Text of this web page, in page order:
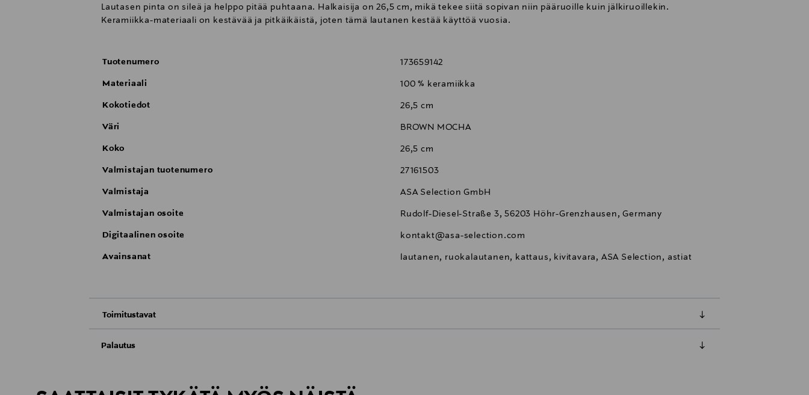
Lautasen pinta on sileä ja helppo pitää puhtaana. Halkaisija on 26,5 cm, mikä tekee siitä sopivan niin pääruoille kuin jälkiruoillekin.
Keramiikka-materiaali on kestävää ja pitkäikäistä, joten tämä lautanen kestää käyttöä vuosia.
Tuotenumero 173659142
Materiaali 100 % keramiikka
Kokotiedot 26,5 cm
Väri BROWN MOCHA
Koko 26,5 cm
Valmistajan tuotenumero 27161503
Valmistaja ASA Selection GmbH
Valmistajan osoite Rudolf-Diesel-Straße 3, 56203 Höhr-Grenzhausen, Germany
Digitaalinen osoite kontakt@asa-selection.com
Avainsanat lautanen, ruokalautanen, kattaus, kivitavara, ASA Selection, astiat
Toimitustavat
Palautus